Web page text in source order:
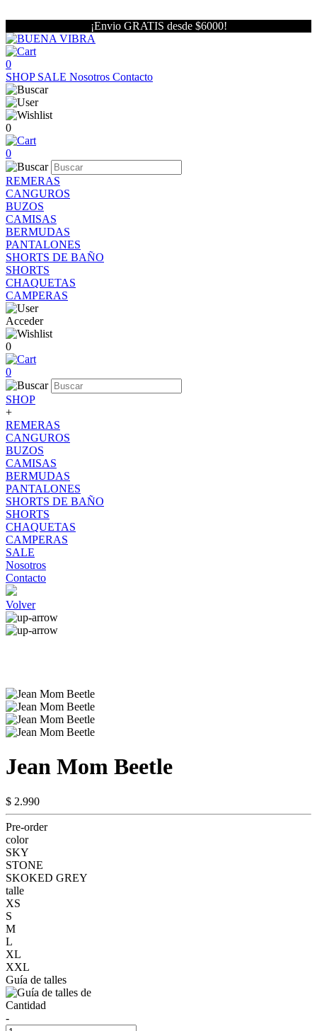
¡Envio GRATIS desde $6000!
0
SHOP SALE Nosotros Contacto
0
0
REMERAS
CANGUROS
BUZOS
CAMISAS
BERMUDAS
PANTALONES
SHORTS DE BAÑO
SHORTS
CHAQUETAS
CAMPERAS
Acceder
0
0
SHOP
+
REMERAS
CANGUROS
BUZOS
CAMISAS
BERMUDAS
PANTALONES
SHORTS DE BAÑO
SHORTS
CHAQUETAS
CAMPERAS
SALE
Nosotros
Contacto
Volver
Jean Mom Beetle
$ 2.990
Pre-order
color
SKY
STONE
SKOKED GREY
talle
XS
S
M
L
XL
XXL
Guía de talles
Cantidad
-